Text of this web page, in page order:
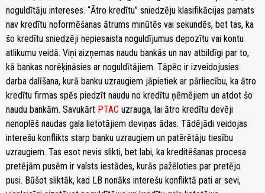
noguldītāju intereses. “Ātro kredītu” sniedzēju klasifikācijas pamats
nav kredītu noformēšanas ātrums minūtēs vai sekundēs, bet tas, ka
šo kredītu sniedzēji nepiesaista noguldījumus depozītu vai kontu
atlikumu veidā. Viņi aizņemas naudu bankās un nav atbildīgi par to,
kā bankas norēķināsies ar noguldītājiem. Tāpēc ir izveidojusies
darba dalīšana, kurā banku uzraugiem jāpietiek ar pārliecību, ka ātro
kredītu firmas spēs piedzīt naudu no kredītu ņēmējiem un atdot šo
naudu bankām. Savukārt PTAC uzrauga, lai ātro kredītu devēji
nenoplēš naudas gala lietotājiem deviņas ādas. Tādējādi veidojas
interešu konflikts starp banku uzraugiem un patērētāju tiesību
uzraugiem. Tas esot nevis slikti, bet labi, ka kreditēšanas procesa
pretējām pusēm ir valsts iestādes, kurās pažēloties par pretējo
pusi. Būšot sliktāk, kad LB nonāks interešu konfliktā pati ar sevi,